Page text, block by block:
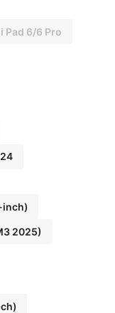
Pad 6/6 Pro
inch)
2025)